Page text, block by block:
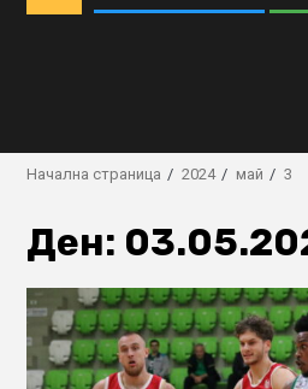
Начална страница 2024 май 3
Ден: